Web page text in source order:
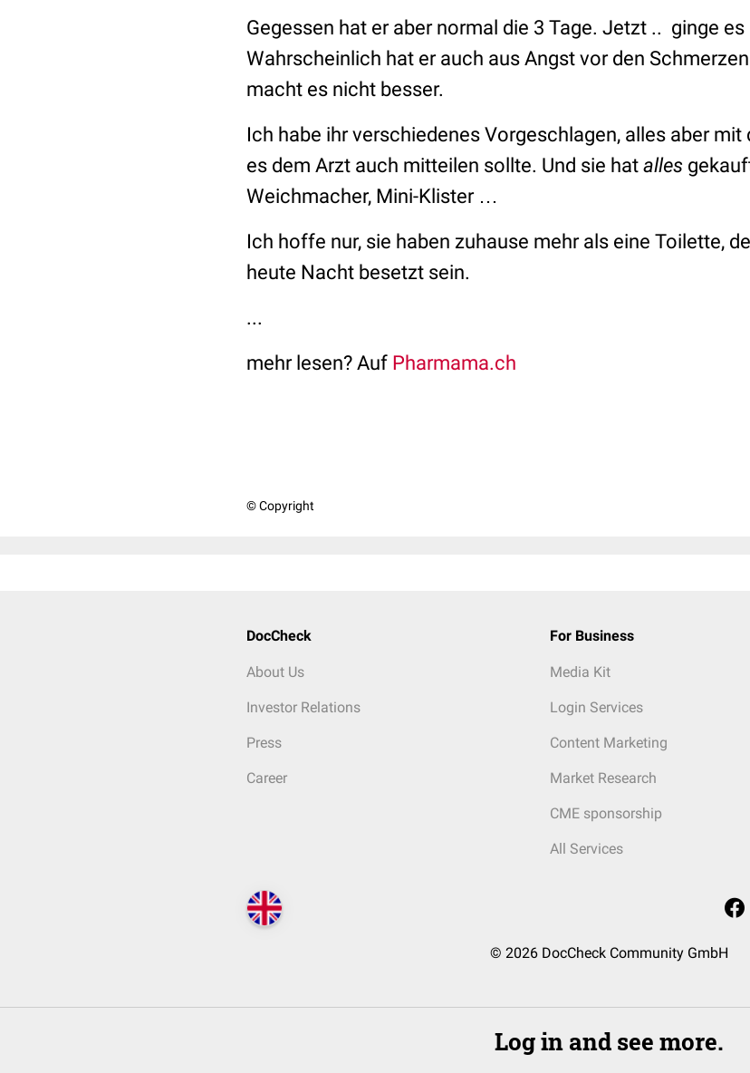
Gegessen hat er aber normal die 3 Tage. Jetzt .. ginge
Wahrscheinlich hat er auch aus Angst vor den
macht es nicht besser.
Ich habe ihr verschiedenes Vorgeschlagen, alles aber mit
es dem Arzt auch mitteilen sollte. Und sie hat alles
Weichmacher, Mini-Klister …
Ich hoffe nur, sie haben zuhause mehr als eine Toilette,
heute Nacht besetzt sein.
...
mehr lesen? Auf Pharmama.ch
© Copyright
DocCheck
About Us
Investor Relations
Press
Career
For Business
Media Kit
Login Services
Content Marketing
Market Research
CME sponsorship
All Services
© 2026 DocCheck Community GmbH
Log in and see more.